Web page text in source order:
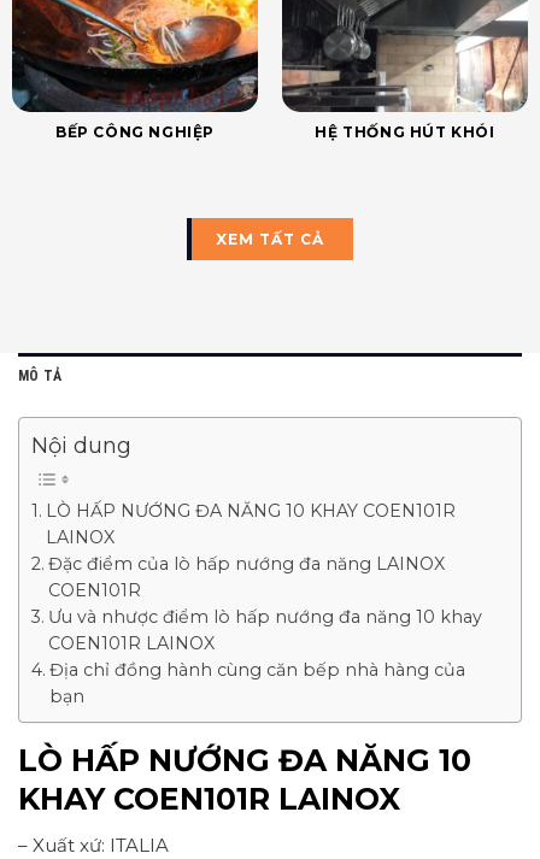
BẾP CÔNG NGHIỆP HỆ THỐNG HÚT KHÓI
XEM TẤT CẢ
MÔ TẢ
Nội dung
LÒ HẤP NƯỚNG ĐA NĂNG 10 KHAY COEN101R
LAINOX
Đặc điểm của lò hấp nướng đa năng LAINOX
COEN101R
Ưu và nhược điểm lò hấp nướng đa năng 10 khay
COEN101R LAINOX
Địa chỉ đồng hành cùng căn bếp nhà hàng của
bạn
LÒ HẤP NƯỚNG ĐA NĂNG 10
KHAY COEN101R LAINOX
– Xuất xứ: ITALIA